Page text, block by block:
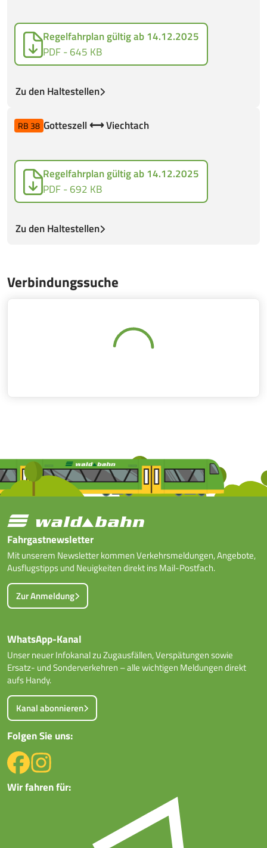
Regelfahrplan gültig ab 14.12.2025
PDF - 645 KB
Zu den Haltestellen
RB 38 Gotteszell ⟷ Viechtach
Regelfahrplan gültig ab 14.12.2025
PDF - 692 KB
Zu den Haltestellen
Verbindungssuche
Fahrgastnewsletter
Mit unserem Newsletter kommen Verkehrsmeldungen, Angebote,
Ausflugstipps und Neuigkeiten direkt ins Mail-Postfach.
Zur Anmeldung
WhatsApp-Kanal
Unser neuer Infokanal zu Zugausfällen, Verspätungen sowie
Ersatz- und Sonderverkehren – alle wichtigen Meldungen direkt
aufs Handy.
Kanal abonnieren
Folgen Sie uns:
Wir fahren für: